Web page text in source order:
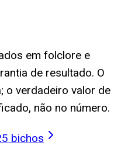
em folclore e
de resultado. O
o verdadeiro valor de
não no número.
bichos